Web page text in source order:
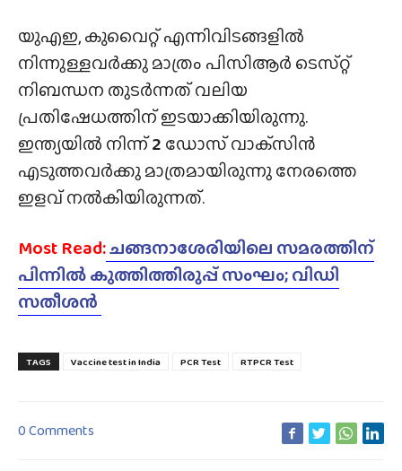
യുഎഇ, കുവൈറ്റ് എന്നിവിടങ്ങളിൽ
നിന്നുള്ളവർക്കു മാത്രം പിസിആർ ടെസ്‌റ്റ്
നിബന്ധന തുടർന്നത് വലിയ
പ്രതിഷേധത്തിന് ഇടയാക്കിയിരുന്നു.
ഇന്ത്യയിൽ നിന്ന്2 ഡോസ് വാക്‌സിൻ
എടുത്തവർക്കു മാത്രമായിരുന്നു നേരത്തെ
ഇളവ് നൽകിയിരുന്നത്.
Most Read:ചങ്ങനാശേരിയിലെ സമരത്തിന്
പിന്നിൽ കുത്തിത്തിരുപ്പ് സംഘം; വിഡി
സതീശൻ
TAGS Vaccine test in India PCR Test RTPCR Test
0 Comments